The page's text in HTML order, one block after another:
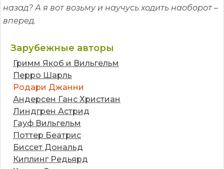
назад? А я вот возьму и научусь ходить наоборот –
вперед.
Зарубежные авторы
Гримм Якоб и Вильгельм
Перро Шарль
Родари Джанни
Андерсен Ганс Христиан
Линдгрен Астрид
Гауф Вильгельм
Поттер Беатрис
Биссет Дональд
Киплинг Редьярд